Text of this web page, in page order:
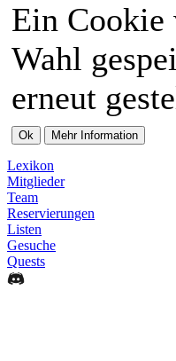
Ein Cookie
Wahl
erneut
Lexikon
Mitglieder
Team
Reservierungen
Listen
Gesuche
Quests